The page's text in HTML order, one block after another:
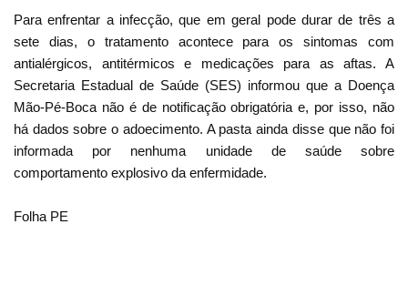
Para enfrentar a infecção, que em geral pode durar de três a
sete dias, o tratamento acontece para os sintomas com
antialérgicos, antitérmicos e medicações para as aftas. A
Secretaria Estadual de Saúde (SES) informou que a Doença
Mão-Pé-Boca não é de notificação obrigatória e, por isso, não
há dados sobre o adoecimento. A pasta ainda disse que não foi
informada por nenhuma unidade de saúde sobre
comportamento explosivo da enfermidade.
Folha PE